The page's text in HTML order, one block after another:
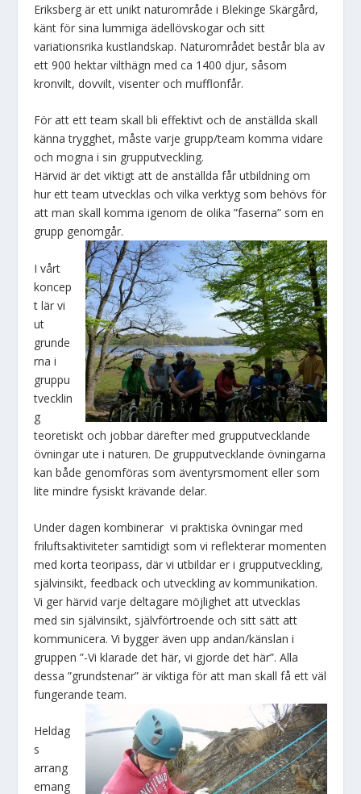
Eriksberg är ett unikt naturområde i Blekinge Skärgård,
känt för sina lummiga ädellövskogar och sitt
variationsrika kustlandskap. Naturområdet består bla av
ett 900 hektar vilthägn med ca 1400 djur, såsom
kronvilt, dovvilt, visenter och mufflonfår.
För att ett team skall bli effektivt och de anställda skall
känna trygghet, måste varje grupp/team komma vidare
och mogna i sin grupputveckling.
Härvid är det viktigt att de anställda får utbildning om
hur ett team utvecklas och vilka verktyg som behövs för
att man skall komma igenom de olika ”faserna” som en
grupp genomgår.
I vårt
koncep
t lär vi
ut
grunde
rna i
gruppu
tvecklin
g
teoretiskt och jobbar därefter med grupputvecklande
övningar ute i naturen. De grupputvecklande övningarna
kan både genomföras som äventyrsmoment eller som
lite mindre fysiskt krävande delar.
Under dagen kombinerar vi praktiska övningar med
friluftsaktiviteter samtidigt som vi reflekterar momenten
med korta teoripass, där vi utbildar er i grupputveckling,
självinsikt, feedback och utveckling av kommunikation.
Vi ger härvid varje deltagare möjlighet att utvecklas
med sin självinsikt, självförtroende och sitt sätt att
kommunicera. Vi bygger även upp andan/känslan i
gruppen ”-Vi klarade det här, vi gjorde det här”. Alla
dessa ”grundstenar” är viktiga för att man skall få ett väl
fungerande team.
Heldag
s
arrang
emang